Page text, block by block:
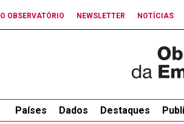
O OBSERVATÓRIO NEWSLETTER NOTÍCIAS
Países Dados Destaques